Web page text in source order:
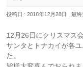
投稿日 : 2018年12月28日 最終
12月26日にクリスマス
サンタとトナカイが各
た。